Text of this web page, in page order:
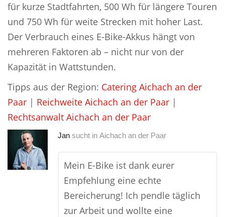
für kurze Stadtfahrten, 500 Wh für längere Touren
und 750 Wh für weite Strecken mit hoher Last.
Der Verbrauch eines E-Bike-Akkus hängt von
mehreren Faktoren ab – nicht nur von der
Kapazität in Wattstunden.
Tipps aus der Region: Catering Aichach an der
Paar | Reichweite Aichach an der Paar |
Rechtsanwalt Aichach an der Paar
Jan sucht in Aichach an der Paar
Mein E-Bike ist dank eurer
Empfehlung eine echte
Bereicherung! Ich pendle täglich
zur Arbeit und wollte eine